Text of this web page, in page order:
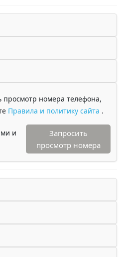
номера телефона,
Правила и политику сайта .
и
Запросить
просмотр номера